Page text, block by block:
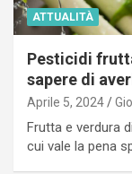
ATTUALITÀ
Pesticidi
sapere di
Aprile 5, 2024
Frutta e verdura
cui vale la pena